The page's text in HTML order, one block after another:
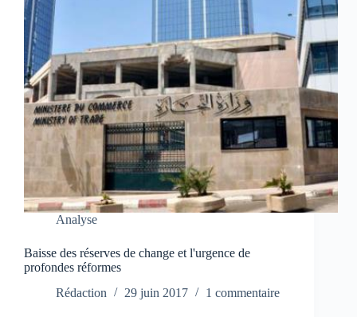
Analyse
Baisse des réserves de change et l'urgence de
profondes réformes
Rédaction
29 juin 2017 1 commentaire